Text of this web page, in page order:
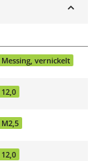
Messing, vernickelt
12,0
M2,5
12,0